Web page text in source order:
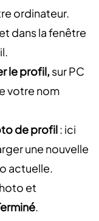
ordinateur.
dans la fenêtre
le profil, sur PC
votre nom
de profil: ici
une nouvelle
actuelle.
et
.